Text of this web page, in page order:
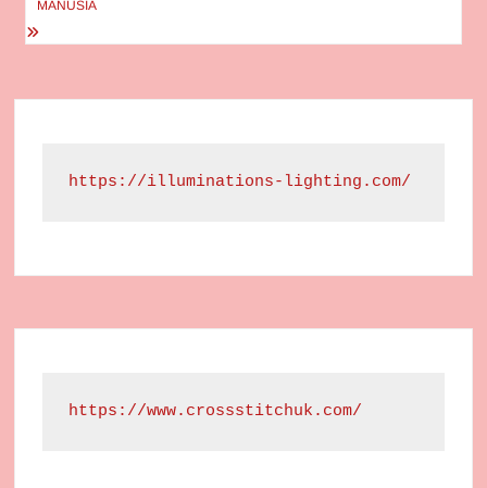
MANUSIA
https://illuminations-lighting.com/
https://www.crossstitchuk.com/